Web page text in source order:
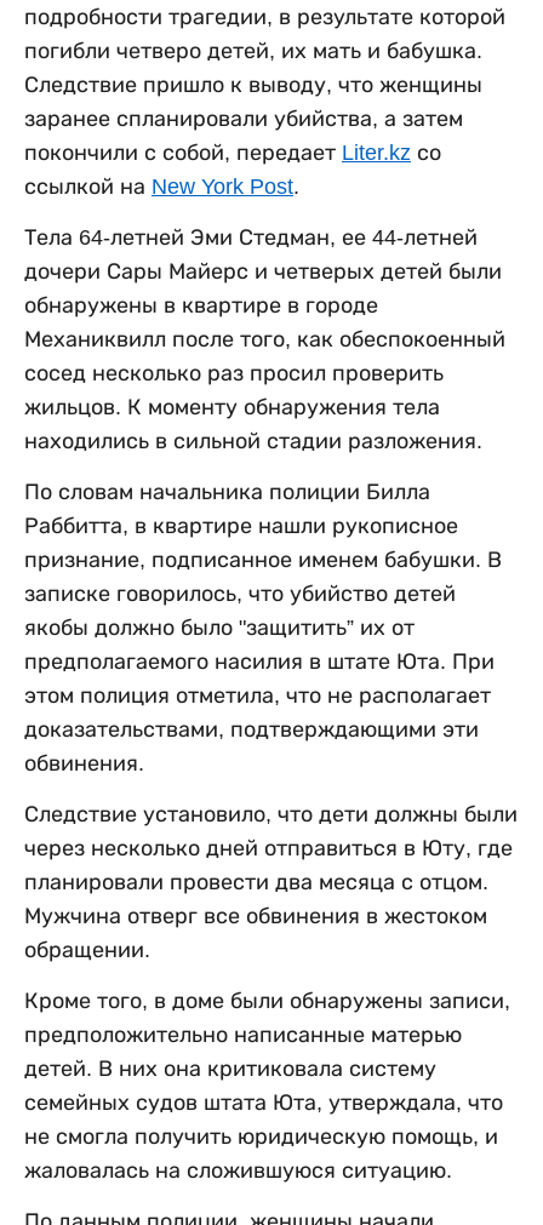
подробности трагедии, в результате которой
погибли четверо детей, их мать и бабушка.
Следствие пришло к выводу, что женщины
заранее спланировали убийства, а затем
покончили с собой, передает Liter.kz со
ссылкой на New York Post.
Тела 64-летней Эми Стедман, ее 44-летней
дочери Сары Майерс и четверых детей были
обнаружены в квартире в городе
Механиквилл после того, как обеспокоенный
сосед несколько раз просил проверить
жильцов. К моменту обнаружения тела
находились в сильной стадии разложения.
По словам начальника полиции Билла
Раббитта, в квартире нашли рукописное
признание, подписанное именем бабушки. В
записке говорилось, что убийство детей
якобы должно было "защитить” их от
предполагаемого насилия в штате Юта. При
этом полиция отметила, что не располагает
доказательствами, подтверждающими эти
обвинения.
Следствие установило, что дети должны были
через несколько дней отправиться в Юту, где
планировали провести два месяца с отцом.
Мужчина отверг все обвинения в жестоком
обращении.
Кроме того, в доме были обнаружены записи,
предположительно написанные матерью
детей. В них она критиковала систему
семейных судов штата Юта, утверждала, что
не смогла получить юридическую помощь, и
жаловалась на сложившуюся ситуацию.